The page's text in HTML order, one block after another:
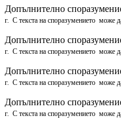
Допълнително
г. С текста на споразумението може
Допълнително
г. С текста на споразумението може
Допълнително
г. С текста на споразумението може
Допълнително
г. С текста на споразумението може